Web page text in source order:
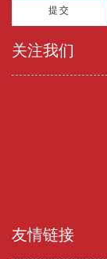
关注我们
友情链接